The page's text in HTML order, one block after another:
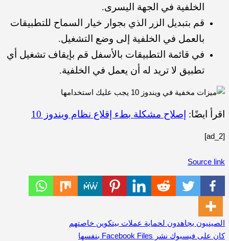
الخلفية في الجهة اليسرى.
قم بتبديل الزر الذي بجوار خيار السماح للتطبيقات
بالعمل في الخلفية إلى وضع التشغيل.
في قائمة التطبيقات بالأسفل قم بإيقاف تشغيل أي
تطبيق لا تريد له أن يعمل في الخلفية.
اقرأ ايضًا: إصلاح مشكلة بطء إقلاع نظام ويندوز 10
[ad_2]
Source link
تصفّح
الصينيون يجاهدون لحماية عملات بيتكوين خاصتهم
كان على فيسبوك نشر Facebook Files بنفسها